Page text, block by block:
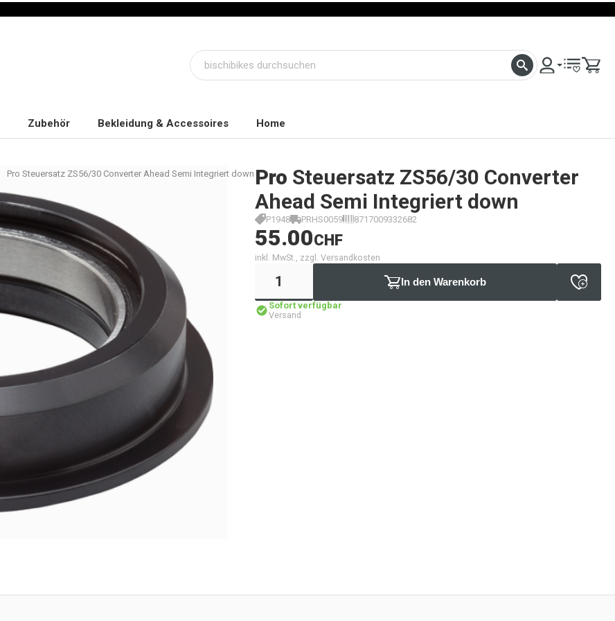
Zubehör Bekleidung & Accessoires Home
Pro Steuersatz ZS56/30 Converter Ahead Semi Integriert down Pro Steuersatz ZS56/30 Converter
Ahead Semi Integriert down
P1948 PRHS0059 8717009332682
55.00CHF
inkl. MwSt., zzgl. Versandkosten
In den Warenkorb
Sofort verfügbar
Versand